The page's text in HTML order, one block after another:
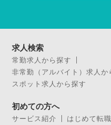
求人検索
常勤求人から探す
非常勤（アルバイト）求人か
スポット求人から探す
初めての方へ
サービス紹介
はじめて転